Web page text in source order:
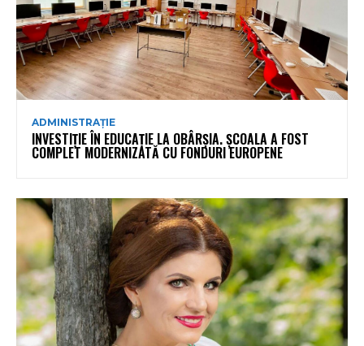
ADMINISTRAȚIE
INVESTIȚIE ÎN EDUCAȚIE LA OBÂRȘIA. ȘCOALA A FOST
COMPLET MODERNIZATĂ CU FONDURI EUROPENE